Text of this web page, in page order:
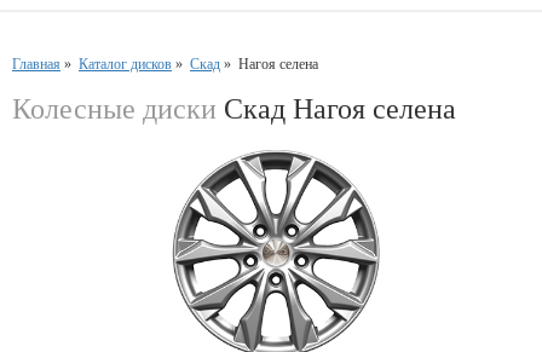
Главная » Каталог дисков » Скад » Нагоя селена
Колесные диски Скад Нагоя селена